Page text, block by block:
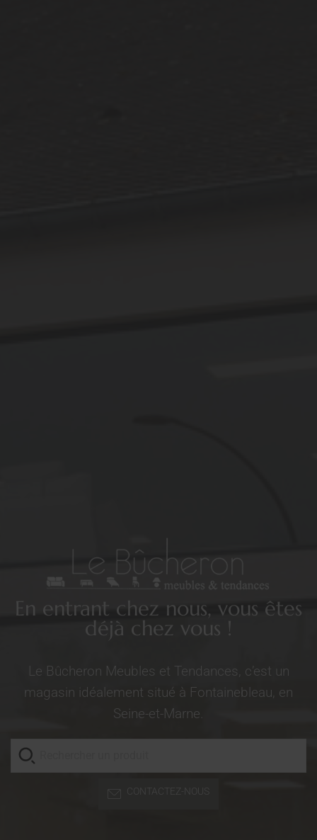
En entrant chez nous, vous êtes
déjà chez vous !
Le Bûcheron Meubles et Tendances, c’est un
magasin idéalement situé à Fontainebleau, en
Seine-et-Marne.
CONTACTEZ-NOUS